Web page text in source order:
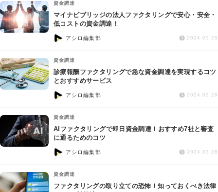
交通事故
労働問題
債権回収
IT・ネット
資金調達
企業法務
資金調達
マイナビブリッジの法人ファクタリングで安心・安全・
低コストの資金調達！
アシロ編集部 2024.03.29
資金調達
診療報酬ファクタリングで急な資金調達を実現するコツ
とおすすめサービス
アシロ編集部 2024.03.29
資金調達
AIファクタリングで即日資金調達！おすすめ7社と審査
に通るためのコツ
アシロ編集部 2024.03.28
資金調達
ファクタリングの取り立ての恐怖！知っておくべき法律